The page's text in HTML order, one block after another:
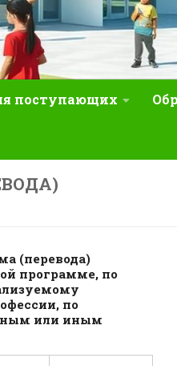
поступающих
(перевода)
программе, по
по
или иным